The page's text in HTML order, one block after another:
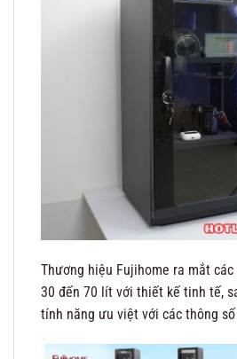
Thương hiệu Fujihome ra mắt
30 đến 70 lít với thiết kế tinh tế,
tính năng ưu việt với các thông